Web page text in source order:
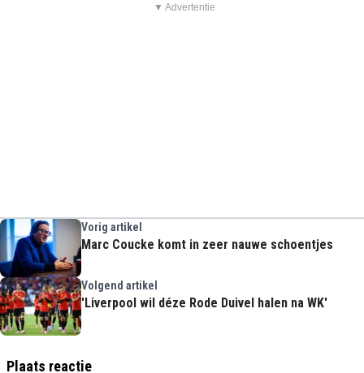
▼ Advertentie
Vorig artikel
Marc Coucke komt in zeer nauwe schoentjes
Volgend artikel
'Liverpool wil déze Rode Duivel halen na WK'
Plaats reactie